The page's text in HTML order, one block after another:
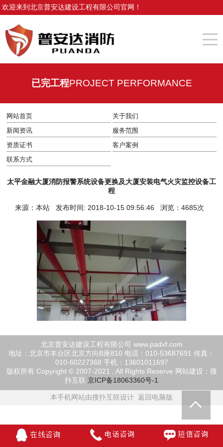
欢迎来到北京普安达建设工程有限公司官网！
已完工程PROJECT PERFORMANCE
网站首页
关于我们
新闻资讯
服务范围
资质证书
客户案例
联系方式
太平金融大厦消防报警系统设备更换及大厦安装电气火灾监控设备工
程
来源：本站 发布时间: 2018-10-15 09:56:46 浏览：4685次
北京普安达建设工程有限公司 www.padxf.com
地址：北京市丰台区北京方向B座810 电话：010-53687691 传真：
010-60227368 手机：13601011697
版权所有 Copyright © 2007-2021 , All Rights Reserve 网站建设：搜
扑互联 京ICP备18063360号-1
本手机网站由搜扑互联设计 返回电脑版